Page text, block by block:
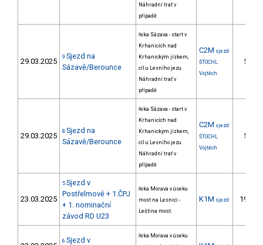
Náhradní trať v
případě
29.03.2025 9 Sjezd na
Sázavě/Berounce
řeka Sázava - start v
Krhanicích nad
Krhanickým jízkem,
cíl u Lesního jezu.
Náhradní trať v
případě
C2M sjezd
ŠTOCHL
Vojtěch
5.
29.03.2025 8 Sjezd na
Sázavě/Berounce
řeka Sázava - start v
Krhanicích nad
Krhanickým jízkem,
cíl u Lesního jezu.
Náhradní trať v
případě
C2M sjezd
ŠTOCHL
Vojtěch
5.
23.03.2025
5 Sjezd v
Postřelmově + 1.ČPJ
+ 1. nominační
závod RD U23
řeka Morava v úseku
most na Lesnici -
Leština most.
K1M sjezd 19.
6 Sjezd v
řeka Morava v úseku